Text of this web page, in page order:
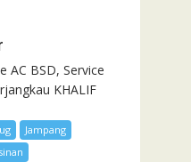
AC BSD, Service
KHALIF
Jampang